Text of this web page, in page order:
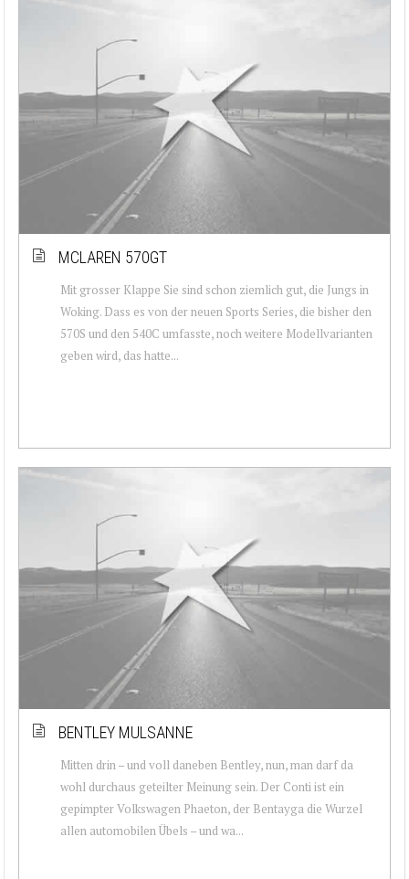
MCLAREN 570GT
Mit grosser Klappe Sie sind schon ziemlich gut, die Jungs in
Woking. Dass es von der neuen Sports Series, die bisher den
570S und den 540C umfasste, noch weitere Modellvarianten
geben wird, das hatte...
BENTLEY MULSANNE
Mitten drin – und voll daneben Bentley, nun, man darf da
wohl durchaus geteilter Meinung sein. Der Conti ist ein
gepimpter Volkswagen Phaeton, der Bentayga die Wurzel
allen automobilen Übels – und wa...